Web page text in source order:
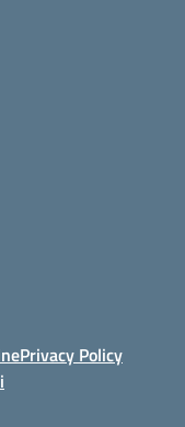
Privacy Policy